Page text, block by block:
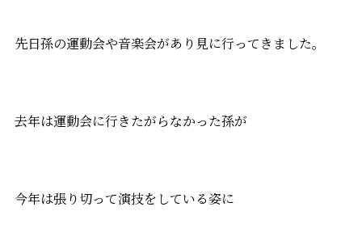
先日孫の運動会や音楽会があり見に行ってきました。
去年は運動会に行きたがらなかった孫が
今年は張り切って演技をしている姿に